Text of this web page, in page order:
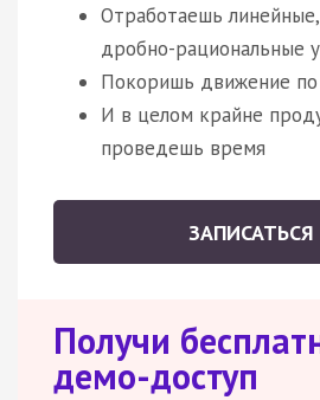
Отработаешь
дробно-рациональные
Покоришь движение
И в целом крайне
проведешь время
ЗАПИСАТЬСЯ
Получи
демо-доступ